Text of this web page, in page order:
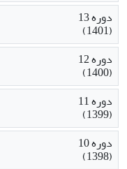
دوره 13
(1401)
دوره 12
(1400)
دوره 11
(1399)
دوره 10
(1398)